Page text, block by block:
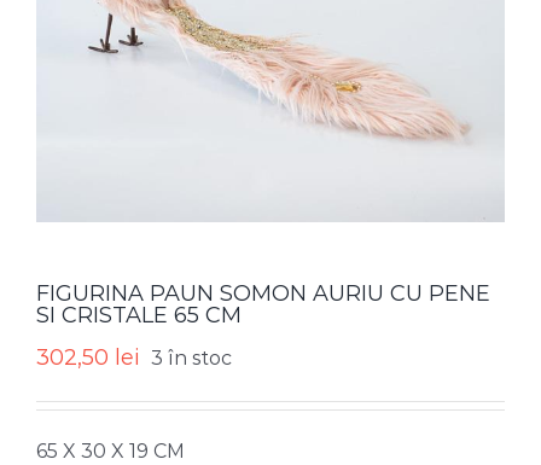
FIGURINA PAUN SOMON AURIU CU PENE
SI CRISTALE 65 CM
302,50 lei 3 în stoc
65 X 30 X 19 CM